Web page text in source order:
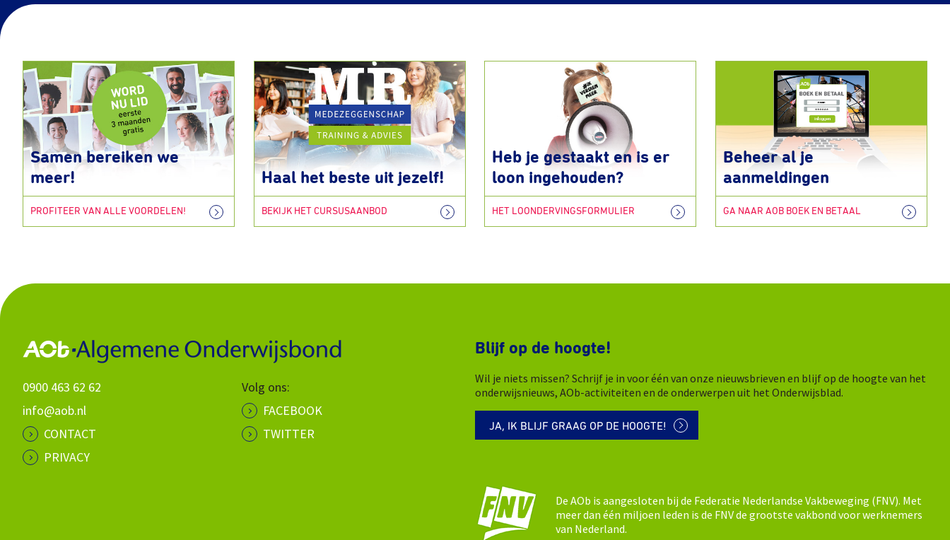
Samen bereiken we
meer!
PROFITEER VAN ALLE VOORDELEN!
Haal het beste uit jezelf!
BEKIJK HET CURSUSAANBOD
Heb je gestaakt en is er
loon ingehouden?
HET LOONDERVINGSFORMULIER
Beheer al je
aanmeldingen
GA NAAR AOB BOEK EN BETAAL
0900 463 62 62
info@aob.nl
CONTACT
PRIVACY
Volg ons:
FACEBOOK
TWITTER
Blijf op de hoogte!
Wil je niets missen? Schrijf je in voor één van onze nieuwsbrieven en blijf op de hoogte van het
onderwijsnieuws, AOb-activiteiten en de onderwerpen uit het Onderwijsblad.
JA, IK BLIJF GRAAG OP DE HOOGTE!
De AOb is aangesloten bij de Federatie Nederlandse Vakbeweging (FNV). Met
meer dan één miljoen leden is de FNV de grootste vakbond voor werknemers
van Nederland.